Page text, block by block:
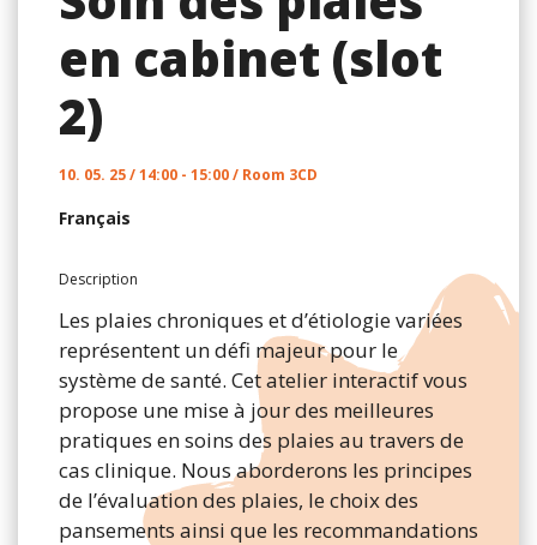
en cabinet (slot
2)
10. 05. 25 / 14:00 - 15:00 / Room 3CD
Français
Description
Les plaies chroniques et d’étiologie variées
représentent un défi majeur pour le
système de santé. Cet atelier interactif vous
propose une mise à jour des meilleures
pratiques en soins des plaies au travers de
cas clinique. Nous aborderons les principes
de l’évaluation des plaies, le choix des
pansements ainsi que les recommandations